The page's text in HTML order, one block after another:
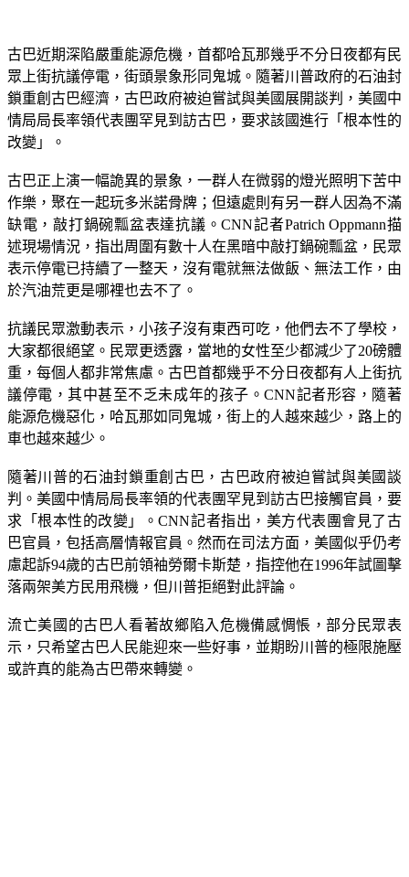
古巴近期深陷嚴重能源危機，首都哈瓦那幾乎不分日夜都有民
眾上街抗議停電，街頭景象形同鬼城。隨著川普政府的石油封
鎖重創古巴經濟，古巴政府被迫嘗試與美國展開談判，美國中
情局局長率領代表團罕見到訪古巴，要求該國進行「根本性的
改變」。
古巴正上演一幅詭異的景象，一群人在微弱的燈光照明下苦中
作樂，聚在一起玩多米諾骨牌；但遠處則有另一群人因為不滿
缺電，敲打鍋碗瓢盆表達抗議。CNN記者Patrich Oppmann描
述現場情況，指出周圍有數十人在黑暗中敲打鍋碗瓢盆，民眾
表示停電已持續了一整天，沒有電就無法做飯、無法工作，由
於汽油荒更是哪裡也去不了。
抗議民眾激動表示，小孩子沒有東西可吃，他們去不了學校，
大家都很絕望。民眾更透露，當地的女性至少都減少了20磅體
重，每個人都非常焦慮。古巴首都幾乎不分日夜都有人上街抗
議停電，其中甚至不乏未成年的孩子。CNN記者形容，隨著
能源危機惡化，哈瓦那如同鬼城，街上的人越來越少，路上的
車也越來越少。
隨著川普的石油封鎖重創古巴，古巴政府被迫嘗試與美國談
判。美國中情局局長率領的代表團罕見到訪古巴接觸官員，要
求「根本性的改變」。CNN記者指出，美方代表團會見了古
巴官員，包括高層情報官員。然而在司法方面，美國似乎仍考
慮起訴94歲的古巴前領袖勞爾卡斯楚，指控他在1996年試圖擊
落兩架美方民用飛機，但川普拒絕對此評論。
流亡美國的古巴人看著故鄉陷入危機備感惆悵，部分民眾表
示，只希望古巴人民能迎來一些好事，並期盼川普的極限施壓
或許真的能為古巴帶來轉變。